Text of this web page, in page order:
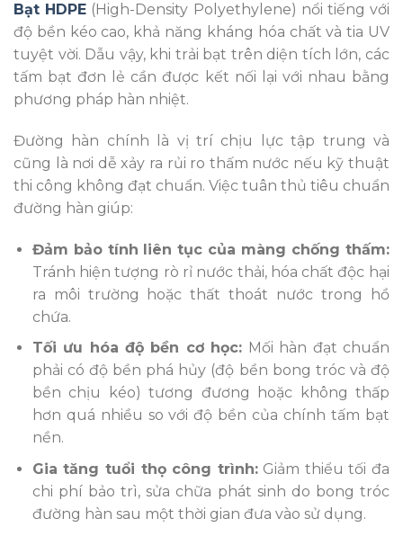
Bạt HDPE (High-Density Polyethylene) nổi tiếng với
độ bền kéo cao, khả năng kháng hóa chất và tia UV
tuyệt vời. Dẫu vậy, khi trải bạt trên diện tích lớn, các
tấm bạt đơn lẻ cần được kết nối lại với nhau bằng
phương pháp hàn nhiệt.
Đường hàn chính là vị trí chịu lực tập trung và
cũng là nơi dễ xảy ra rủi ro thấm nước nếu kỹ thuật
thi công không đạt chuẩn. Việc tuân thủ tiêu chuẩn
đường hàn giúp:
Đảm bảo tính liên tục của màng chống thấm:
Tránh hiện tượng rò rỉ nước thải, hóa chất độc hại
ra môi trường hoặc thất thoát nước trong hồ
chứa.
Tối ưu hóa độ bền cơ học: Mối hàn đạt chuẩn
phải có độ bền phá hủy (độ bền bong tróc và độ
bền chịu kéo) tương đương hoặc không thấp
hơn quá nhiều so với độ bền của chính tấm bạt
nền.
Gia tăng tuổi thọ công trình:Giảm thiểu tối đa
chi phí bảo trì, sửa chữa phát sinh do bong tróc
đường hàn sau một thời gian đưa vào sử dụng.